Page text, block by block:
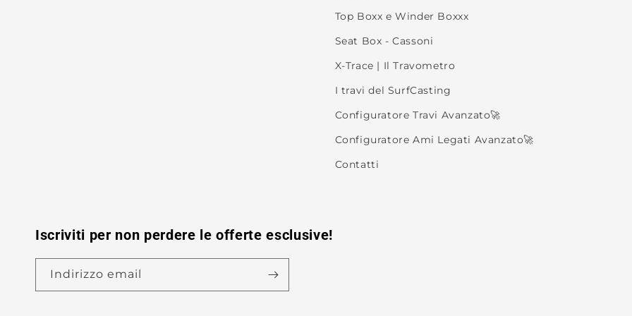
Top Boxx e Winder Boxxx
Seat Box - Cassoni
X-Trace | Il Travometro
I travi del SurfCasting
Configuratore Travi Avanzato🚀
Configuratore Ami Legati Avanzato🚀
Contatti
Iscriviti per non perdere le offerte esclusive!
Indirizzo email